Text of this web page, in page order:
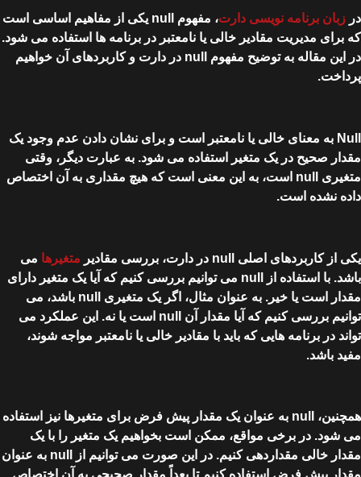
در زبان برنامه نویسی دارت
، مفهوم null یکی از مفاهیم اساسی است
که برای مدیریت مقادیر خالی یا نامعتبر در برنامه ها استفاده می شود.
در این مقاله به توضیح مفهوم null در دارت و کاربردهای آن خواهیم
پرداخت.
Null به معنای خالی یا نامعتبر است و برای نشان دادن عدم وجود یک
مقدار صحیح در یک متغیر استفاده می شود. به عبارت دیگر، وقتی
متغیری null است، به این معنی است که هیچ مقداری به آن اختصاص
داده نشده است.
یکی از کاربردهای اصلی null در دارت، بررسی مقادیر متغیرها می
باشد. با استفاده از null می توانیم بررسی کنیم که آیا یک متغیر دارای
مقدار است یا خیر. به عنوان مثال، اگر یک متغیری null باشد، می
توانیم بررسی کنیم که آیا مقدار آن null است یا نه. این عملکرد می
تواند در برنامه هایی که باید با مقادیر خالی یا نامعتبر مواجه شوند،
مفید باشد.
همچنین، null به عنوان یک مقدار پیش فرض برای متغیرها نیز استفاده
می شود. در برخی مواقع، ممکن است بخواهیم یک متغیر را با یک
مقدار خالی مقداردهی کنیم. در این صورت می توانیم از null به عنوان